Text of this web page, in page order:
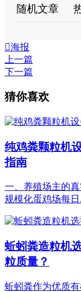
随机文章
海报
上一篇
下一篇
猜你喜欢
纯鸡粪颗粒机
指南
一、养殖场主的
规模化蛋鸡场每日
蚯蚓粪造粒机
粒质量？
蚯蚓粪作为优质